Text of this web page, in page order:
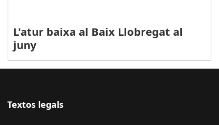
L'atur baixa al Baix Llobregat al
juny
Textos legals